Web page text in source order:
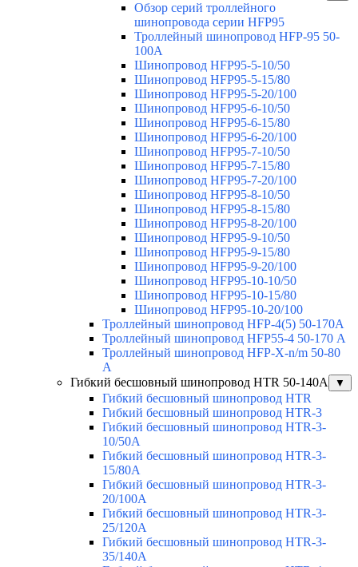
Обзор серий троллейного
шинопровода серии HFP95
Троллейный шинопровод HFP-95 50-
100А
Шинопровод HFP95-5-10/50
Шинопровод HFP95-5-15/80
Шинопровод HFP95-5-20/100
Шинопровод HFP95-6-10/50
Шинопровод HFP95-6-15/80
Шинопровод HFP95-6-20/100
Шинопровод HFP95-7-10/50
Шинопровод HFP95-7-15/80
Шинопровод HFP95-7-20/100
Шинопровод HFP95-8-10/50
Шинопровод HFP95-8-15/80
Шинопровод HFP95-8-20/100
Шинопровод HFP95-9-10/50
Шинопровод HFP95-9-15/80
Шинопровод HFP95-9-20/100
Шинопровод HFP95-10-10/50
Шинопровод HFP95-10-15/80
Шинопровод HFP95-10-20/100
Троллейный шинопровод HFP-4(5) 50-170A
Троллейный шинопровод HFP55-4 50-170 А
Троллейный шинопровод HFP-X-n/m 50-80
A
Гибкий бесшовный шинопровод HTR 50-140А
▼
Гибкий бесшовный шинопровод HTR
Гибкий бесшовный шинопровод HTR-3
Гибкий бесшовный шинопровод HTR-3-
10/50A
Гибкий бесшовный шинопровод HTR-3-
15/80A
Гибкий бесшовный шинопровод HTR-3-
20/100A
Гибкий бесшовный шинопровод HTR-3-
25/120A
Гибкий бесшовный шинопровод HTR-3-
35/140A